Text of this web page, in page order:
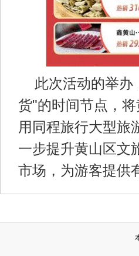
此次活动的举
货"的时间节点，
用同程旅行大型旅
一步提升黄山区文
市场，为游客提供